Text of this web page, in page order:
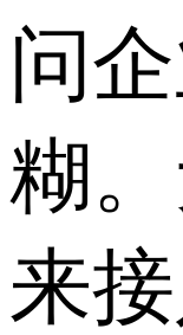
问
糊
来